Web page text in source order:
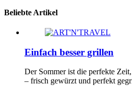
Beliebte Artikel
Einfach besser grillen
Der Sommer ist die perfekte
– frisch gewürzt und perfekt